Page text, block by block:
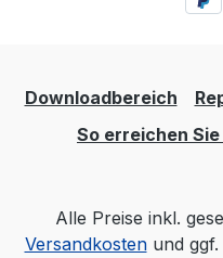
Downloadbereich
So erreichen
Alle Preise inkl.
Versandkostenund ggf.